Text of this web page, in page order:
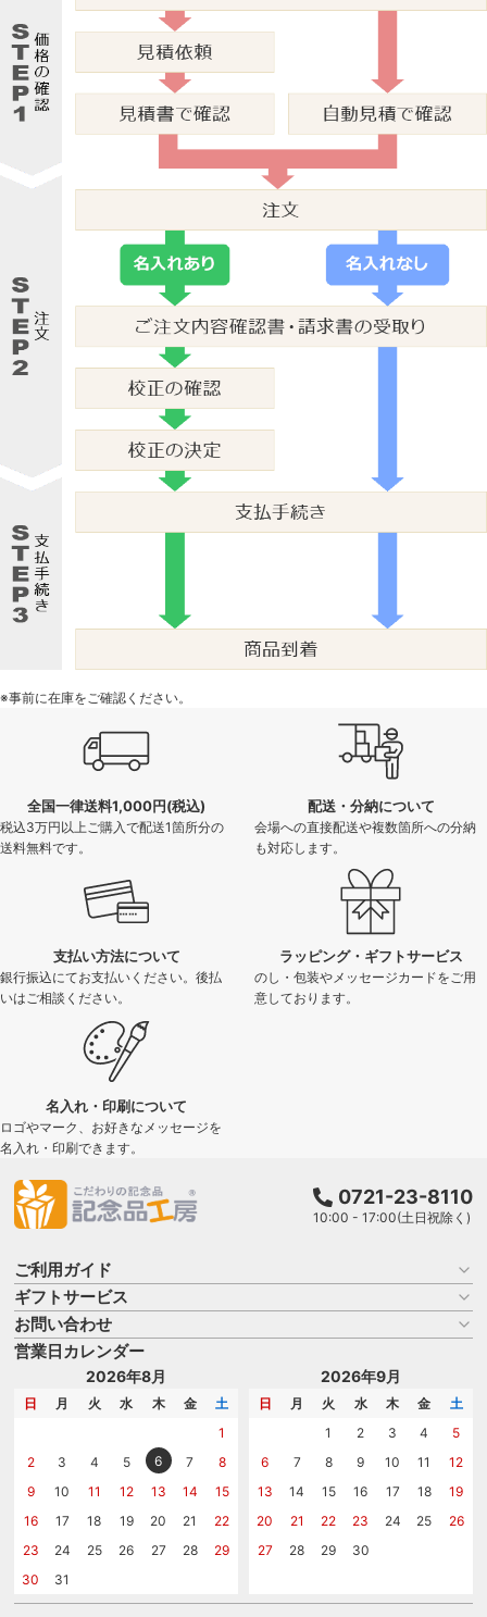
※事前に在庫をご確認ください。
全国一律送料1,000円(税込)
税込3万円以上ご購入で配送1箇所分の
送料無料です。
配送・分納について
会場への直接配送や複数箇所への分納
も対応します。
支払い方法について
銀行振込にてお支払いください。後払
いはご相談ください。
ラッピング・ギフトサービス
のし・包装やメッセージカードをご用
意しております。
名入れ・印刷について
ロゴやマーク、お好きなメッセージを
名入れ・印刷できます。
0721-23-8110
10:00 - 17:00(土日祝除く)
ご利用ガイド
お買い物ガイド
よくある質問
はじめての記念品選び
記念品工房の使い方
ギフトサービス
名入れについて
のし
メッセージカード
お問い合わせ
商品選びを相談する
名入れについて相談する
カタログを請求する
営業日カレンダー
2026年8月
日 月 火 水 木 金
土
1
2
3 4 5 6 7
8
9
10 11 12 13 14
15
16
17 18 19 20 21
22
23
24 25 26 27 28
29
30
31
2026年9月
日 月 火 水 木 金
土
1
2 3 4
5
6
7 8 9 10 11
12
13
14 15 16 17 18
19
20
21 22 23 24 25
26
27
28 29 30